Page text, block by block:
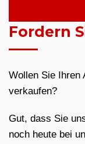
Fordern
Wollen Sie Ihren
verkaufen?
Gut, dass Sie
noch heute bei